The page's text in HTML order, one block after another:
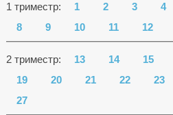
1 триместр: 1 2 3 4
8
9 10 11 12
2 триместр: 13 14 15
19
20 21 22 23
27